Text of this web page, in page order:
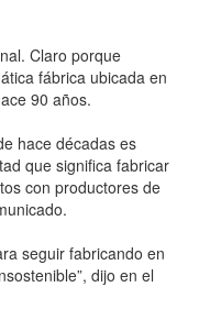
Claro porque
fábrica ubicada en
90 años.
hace décadas es
que significa fabricar
con productores de
seguir fabricando en
dijo en el